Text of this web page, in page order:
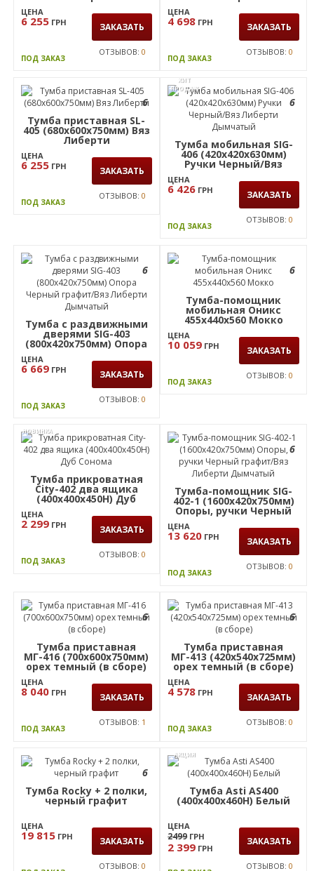
3 139 ЗАКАЗАТЬ
ОТЗЫВОВ:0
ОТЗЫВОВ:0
6
Тумба приставная SL-
406 (680х600х750мм) Вяз
Либерти
6 255 ЗАКАЗАТЬ
ОТЗЫВОВ:0
6
Тумба приставная SL-
403 (680х600х750мм) Вяз
Либерти
ЦЕНА
4 698 ГРН ЗАКАЗАТЬ
ПОД ЗАКАЗ
ОТЗЫВОВ:0
Тумба приставная SL-
405 (680х600х750мм) Вяз
Либерти
ЦЕНА
6 255 ГРН ЗАКАЗАТЬ
ПОД ЗАКАЗ
ОТЗЫВОВ:0
Тумба мобильная SIG-
406 (420х420х630мм)
Ручки Черный/Вяз
Либерти Дымчатый
ЦЕНА
6 426 ГРН ЗАКАЗАТЬ
ОТЗЫВОВ:0
6
Тумба с раздвижными
дверями SIG-403
(800х420х750мм) Опора
Черный графит/Вяз
Либерти Дымчатый
ЦЕНА
6 669 ГРН ЗАКАЗАТЬ
ОТЗЫВОВ:0
Тумба-помощник
мобильная Оникс
455х440х560 Мокко
ЦЕНА
10 059 ГРН
ПОД ЗАКАЗ
ОТЗЫВОВ:0
НОВИНКА
Тумба прикроватная
City-402 два ящика
(400х400х450Н) Дуб
ЦЕНА
2 299 ГРН ЗАКАЗАТЬ
ПОД ЗАКАЗ
ОТЗЫВОВ:0
Тумба-помощник SIG-
402-1 (1600х420х750мм)
Опоры, ручки Черный
графит/Вяз Либерти
Дымчатый
ЦЕНА
13 620 ГРН ЗАКАЗАТЬ
ОТЗЫВОВ:0
Тумба приставная
МГ-416 (700х600х750мм)
орех темный (в сборе)
8 040 ЗАКАЗАТЬ
ОТЗЫВОВ:1
Тумба приставная
МГ-413 (420х540х725мм)
орех темный (в сборе)
4 578 ЗАКАЗАТЬ
ОТЗЫВОВ:0